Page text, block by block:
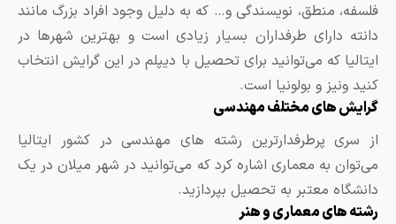
منطق، نویسندگی و… که به دلیل وجود افراد بزرگ مانند
دارای طرفداران بسیار زیادی است و بهترین شهرها در
که می‌توانید برای تحصیل با دیپلم در این گرایش انتخاب
ونیز و بولونیا است.
های مختلف مهندسی
سری پرطرفدارترین رشته های مهندسی در کشور ایتالیا
به معماری اشاره کرد که می‌توانید در شهر میلان در یک
معتبر به تحصیل بپردازید.
های معماری و هنر